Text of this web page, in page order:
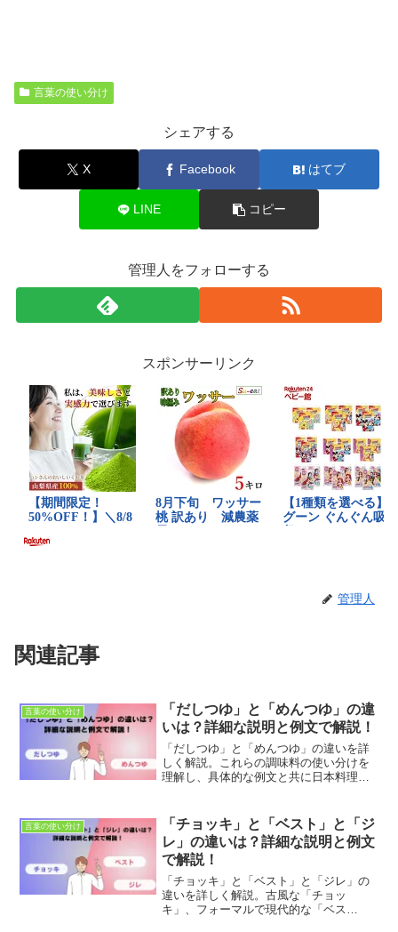
言葉の使い分け
シェアする
X Facebook はてブ
LINE コピー
管理人をフォローする
スポンサーリンク
管理人
関連記事
言葉の使い分け
「だしつゆ」と「めんつゆ」の違
いは？詳細な説明と例文で解説！
「だしつゆ」と「めんつゆ」の違いを詳
しく解説。これらの調味料の使い分けを
理解し、具体的な例文と共に日本料理を
び方を目指します。
言葉の使い分け
「チョッキ」と「ベスト」と「ジ
レ」の違いは？詳細な説明と例文
で解説！
「チョッキ」と「ベスト」と「ジレ」の
違いを詳しく解説。古風な「チョッ
キ」、フォーマルで現代的な「ベス